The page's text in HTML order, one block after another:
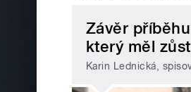
Závěr
který měl
Karin Lednická,